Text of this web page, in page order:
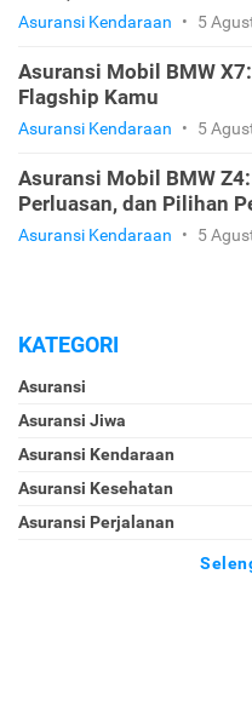
Asuransi Kendaraan • 5
Asuransi Mobil BMW
Flagship Kamu
Asuransi Kendaraan • 5
Asuransi Mobil BMW
Perluasan, dan Pilihan
Asuransi Kendaraan • 5
KATEGORI
Asuransi
Asuransi Jiwa
Asuransi Kendaraan
Asuransi Kesehatan
Asuransi Perjalanan